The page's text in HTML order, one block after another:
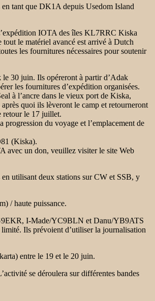
tant que DK1A depuis Usedom Island
IOTA des îles KL7RRC Kiska
le matériel avancé est arrivé à Dutch
les fournitures nécessaires pour soutenir
30 juin. Ils opéreront à partir d’Adak
les fournitures d’expédition organisées.
à l’ancre dans le vieux port de Kiska,
quoi ils lèveront le camp et retourneront
retour le 17 juillet.
du voyage et l’emplacement de
(Kiska).
avec un don, veuillez visiter le site Web
utilisant deux stations sur CW et SSB, y
/ haute puissance.
I-Made/YC9BLN et Danu/YB9ATS
Ils prévoient d’utiliser la journalisation
entre le 19 et le 20 juin.
se déroulera sur différentes bandes